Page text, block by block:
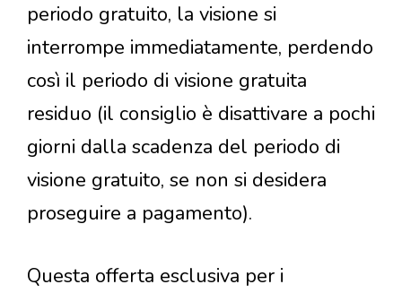
periodo gratuito, la visione si
interrompe immediatamente, perdendo
così il periodo di visione gratuita
residuo (il consiglio è disattivare a pochi
giorni dalla scadenza del periodo di
visione gratuito, se non si desidera
proseguire a pagamento).
Questa offerta esclusiva per i